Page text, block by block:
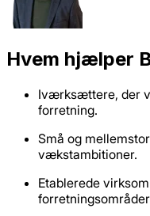
Hvem hjælper
Iværksættere, der
forretning.
Små og
vækstambitioner.
Etablerede